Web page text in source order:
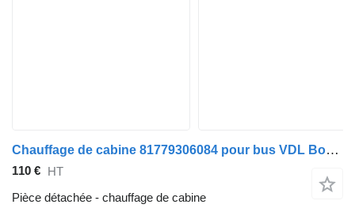
Chauffage de cabine 81779306084 pour bus VDL Bova Magiq
110 € HT
Pièce détachée - chauffage de cabine